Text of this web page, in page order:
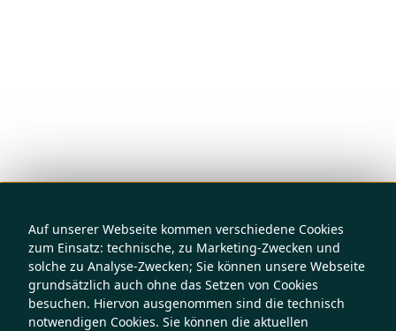
Auf unserer Webseite kommen verschiedene Cookies
zum Einsatz: technische, zu Marketing-Zwecken und
solche zu Analyse-Zwecken; Sie können unsere Webseite
grundsätzlich auch ohne das Setzen von Cookies
besuchen. Hiervon ausgenommen sind die technisch
notwendigen Cookies. Sie können die aktuellen